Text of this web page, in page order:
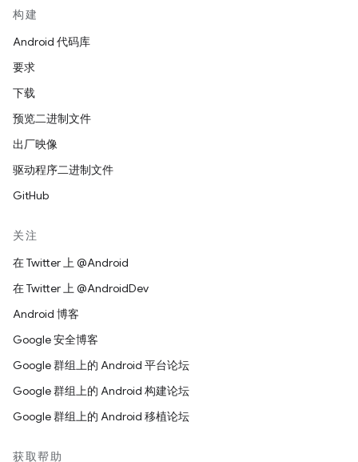
构建
Android 代码库
要求
下载
预览二进制文件
出厂映像
驱动程序二进制文件
GitHub
关注
在 Twitter 上 @Android
在 Twitter 上 @AndroidDev
Android 博客
Google 安全博客
Google 群组上的 Android 平台论坛
Google 群组上的 Android 构建论坛
Google 群组上的 Android 移植论坛
获取帮助